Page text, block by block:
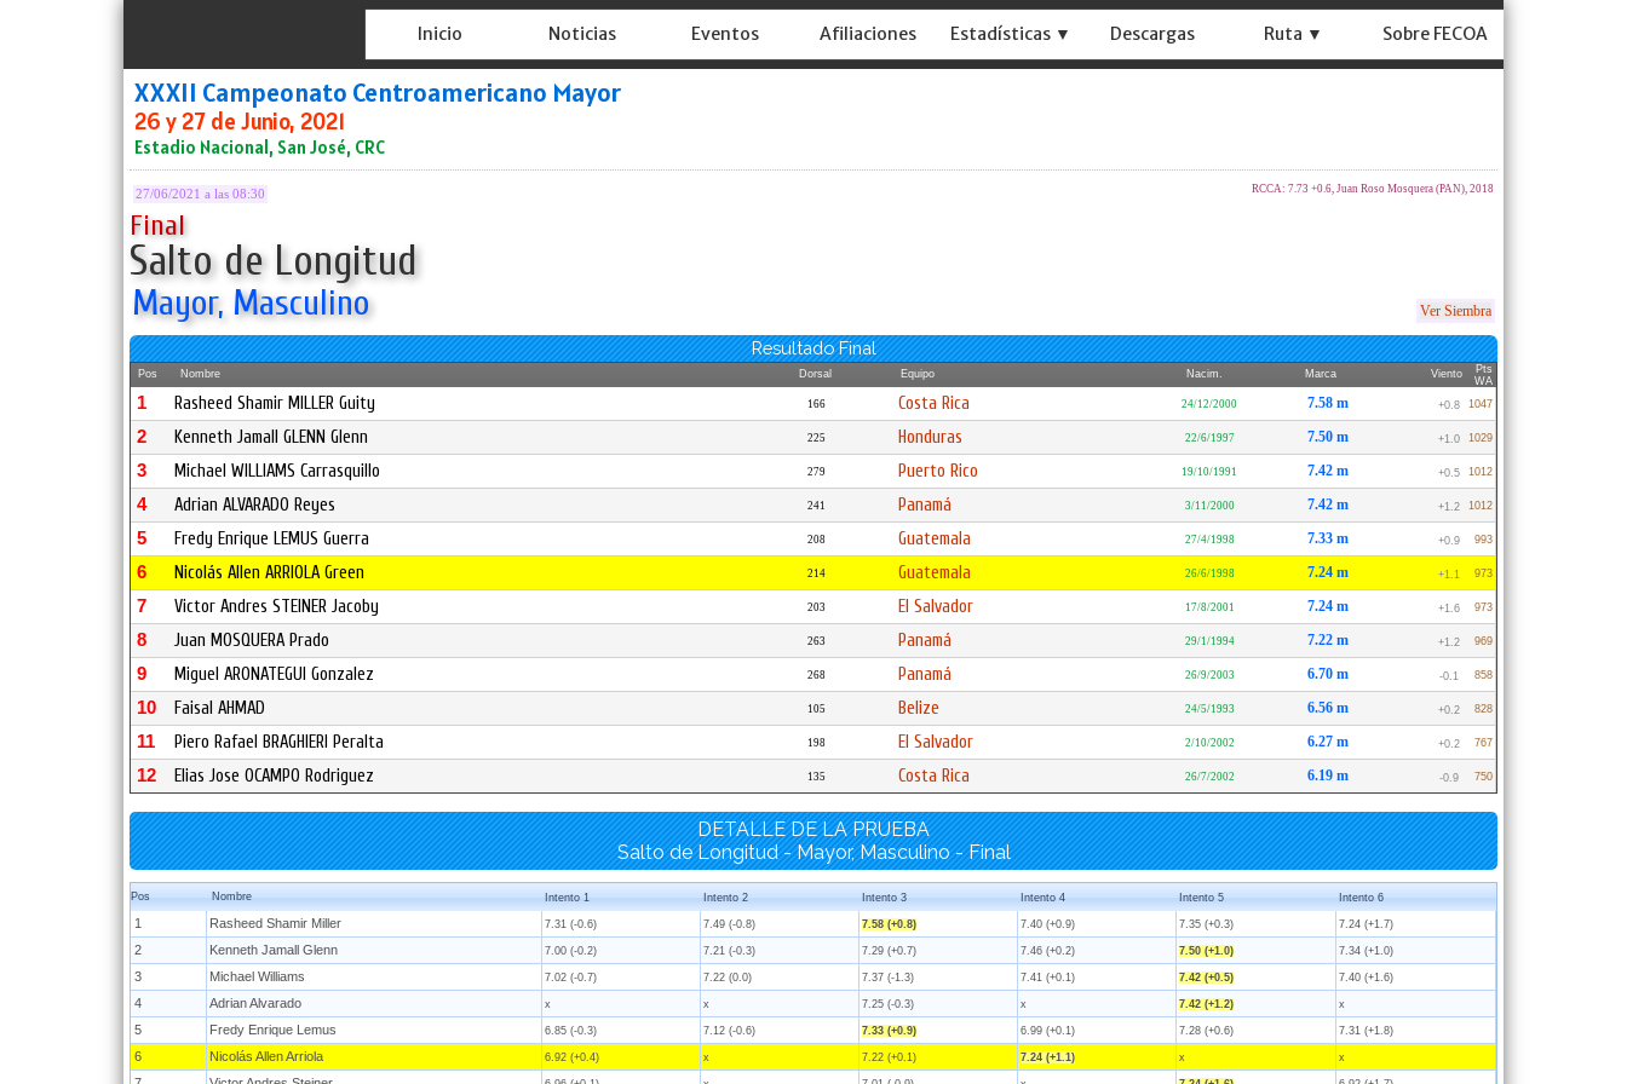
Inicio Noticias Eventos Afiliaciones Estadísticas ▼ Descargas Ruta ▼ Sobre FECOA
XXXII Campeonato Centroamericano Mayor
26 y 27 de Junio, 2021
Estadio Nacional, San José, CRC
27/06/2021 a las 08:30 RCCA: 7.73 +0.6, Juan Roso Mosquera (PAN), 2018
Final
Salto de Longitud
Mayor, Masculino Ver Siembra
Resultado Final
Pos Nombre Dorsal Equipo Nacim. Marca Viento
Pts
WA
1 Rasheed Shamir MILLER Guity 166 Costa Rica 24/12/2000 7.58 m +0.8 1047
2 Kenneth Jamall GLENN Glenn 225 Honduras 22/6/1997 7.50 m +1.0 1029
3 Michael WILLIAMS Carrasquillo 279 Puerto Rico 19/10/1991 7.42 m +0.5 1012
4 Adrian ALVARADO Reyes 241 Panamá 3/11/2000 7.42 m +1.2 1012
5 Fredy Enrique LEMUS Guerra 208 Guatemala 27/4/1998 7.33 m +0.9 993
6 Nicolás Allen ARRIOLA Green 214 Guatemala 26/6/1998 7.24 m +1.1 973
7 Victor Andres STEINER Jacoby 203 El Salvador 17/8/2001 7.24 m +1.6 973
8 Juan MOSQUERA Prado 263 Panamá 29/1/1994 7.22 m +1.2 969
9 Miguel ARONATEGUI Gonzalez 268 Panamá 26/9/2003 6.70 m -0.1 858
10 Faisal AHMAD 105 Belize 24/5/1993 6.56 m +0.2 828
11 Piero Rafael BRAGHIERI Peralta 198 El Salvador 2/10/2002 6.27 m +0.2 767
12 Elias Jose OCAMPO Rodriguez 135 Costa Rica 26/7/2002 6.19 m -0.9 750
DETALLE DE LA PRUEBA
Salto de Longitud - Mayor, Masculino - Final
Pos Nombre Intento 1 Intento 2 Intento 3 Intento 4 Intento 5 Intento 6
1 Rasheed Shamir Miller 7.31 (-0.6) 7.49 (-0.8) 7.58 (+0.8) 7.40 (+0.9) 7.35 (+0.3) 7.24 (+1.7)
2 Kenneth Jamall Glenn 7.00 (-0.2) 7.21 (-0.3) 7.29 (+0.7) 7.46 (+0.2) 7.50 (+1.0) 7.34 (+1.0)
3 Michael Williams 7.02 (-0.7) 7.22 (0.0) 7.37 (-1.3) 7.41 (+0.1) 7.42 (+0.5) 7.40 (+1.6)
4 Adrian Alvarado x x 7.25 (-0.3) x 7.42 (+1.2) x
5 Fredy Enrique Lemus 6.85 (-0.3) 7.12 (-0.6) 7.33 (+0.9) 6.99 (+0.1) 7.28 (+0.6) 7.31 (+1.8)
6 Nicolás Allen Arriola 6.92 (+0.4) x 7.22 (+0.1) 7.24 (+1.1) x x